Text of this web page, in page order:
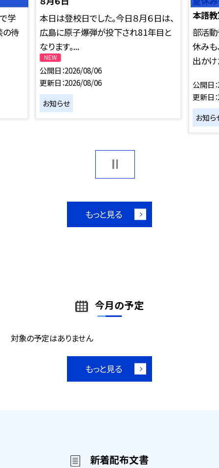
学
の待
本日は登校日でした。今日８月６日は、
広島に原子爆弾が投下され81年目と
なります。...
公開日 2026/08/06
更新日 2026/08/06
お知らせ
本語教
部活
休みも
出かけ
公開日
更新日
お知ら
もっと見る
今月の予定
対象の予定はありません
もっと見る
新着配布文書